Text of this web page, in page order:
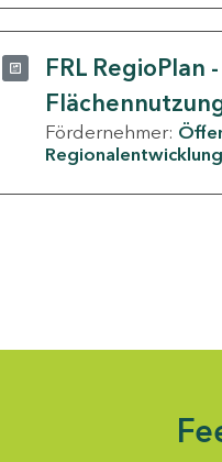
FRL RegioPlan
Fördernehmer:
Regionalentwicklung